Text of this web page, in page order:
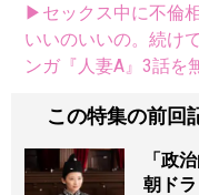
▶セックス中に不倫
いいのいいの。続け
ンガ『人妻A』3話を
この特集の前回
「政
朝ド